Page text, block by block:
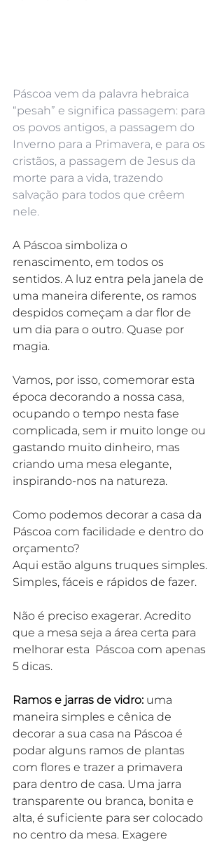
Páscoa vem da palavra hebraica
“pesah” e significa passagem: para
os povos antigos, a passagem do
Inverno para a Primavera, e para os
cristãos, a passagem de Jesus da
morte para a vida, trazendo
salvação para todos que crêem
nele.
A Páscoa simboliza o
renascimento, em todos os
sentidos. A luz entra pela janela de
uma maneira diferente, os ramos
despidos começam a dar flor de
um dia para o outro. Quase por
magia.
Vamos, por isso, comemorar esta
época decorando a nossa casa,
ocupando o tempo nesta fase
complicada, sem ir muito longe ou
gastando muito dinheiro, mas
criando uma mesa elegante,
inspirando-nos na natureza.
Como podemos decorar a casa da
Páscoa com facilidade e dentro do
orçamento?
Aqui estão alguns truques simples.
Simples, fáceis e rápidos de fazer.
Não é preciso exagerar. Acredito
que a mesa seja a área certa para
melhorar esta  Páscoa com apenas
5 dicas.
Ramos e jarras de vidro: uma
maneira simples e cênica de
decorar a sua casa na Páscoa é
podar alguns ramos de plantas
com flores e trazer a primavera
para dentro de casa. Uma jarra
transparente ou branca, bonita e
alta, é suficiente para ser colocado
no centro da mesa. Exagere